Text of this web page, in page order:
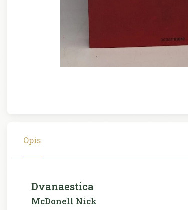
Opis
Dvanaestica
McDonell Nick